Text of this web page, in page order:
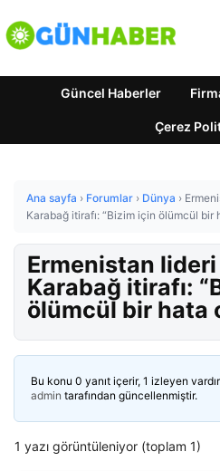
Güncel Haberler
Çerez
Ana sayfa › Forumlar › Dünya ›
Karabağ itirafı: “Bizim için ölümcül bir
Ermenistan lideri
Karabağ itirafı:
ölümcül bir hata
Bu konu 0 yanıt içerir, 1 izleyen
admin tarafından güncellenmiştir.
1 yazı görüntüleniyor (toplam 1)